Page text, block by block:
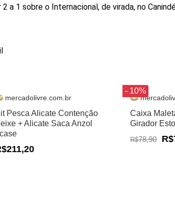
a 1 sobre o Internacional, de virada, no
mercadolivre.com.br
Pesca Alicate Contenção
+ Alicate Saca Anzol
- 10%
Caixa
Girador
R$78,90